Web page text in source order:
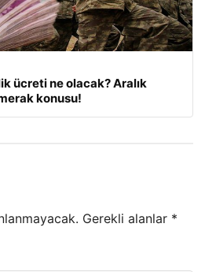
ücreti ne olacak? Aralık
konusu!
Gerekli alanlar *